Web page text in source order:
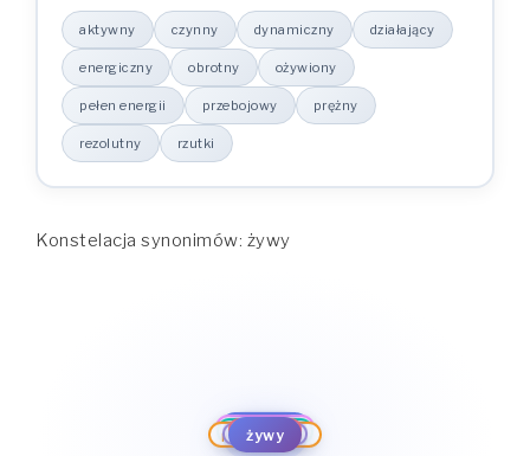
Narzędnik żywym żywą żywym
Miejscownik żywym żywej
aktywny czynny dynamiczny działający
energiczny obrotny ożywiony
pełen energii przebojowy prężny
rezolutny rzutki
Konstelacja synonimów: żywy
żywy
aktywny
czynny
dynamiczny
działający
energiczny
obrotny
ożywiony
pełen energii
przebojowy
prężny
rezolutny
rzutki